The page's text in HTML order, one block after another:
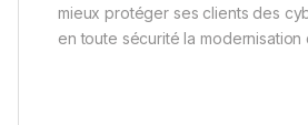
mieux protéger ses clients des
en toute sécurité la